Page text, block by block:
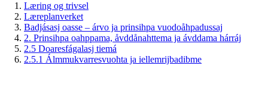
Læring og trivsel
Læreplanverket
Badjásasj oasse – árvo ja prinsihpa vuodoåhpadussaj
2. Prinsihpa oahppama, åvddånahttema ja ávddama hárráj
2.5 Doaresfágalasj tiemá
2.5.1 Álmmukvarresvuohta ja iellemrijbadibme